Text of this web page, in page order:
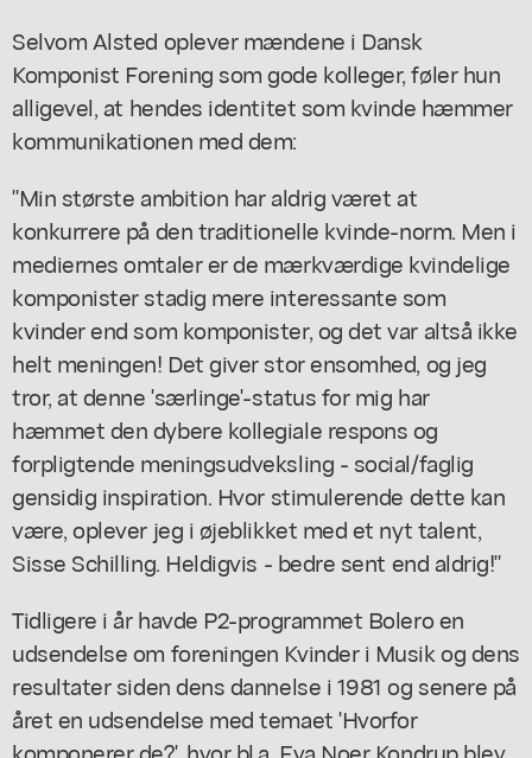
Selvom Alsted oplever mændene i Dansk
Komponist Forening som gode kolleger, føler hun
alligevel, at hendes identitet som kvinde hæmmer
kommunikationen med dem:
"Min største ambition har aldrig været at
konkurrere på den traditionelle kvinde-norm. Men i
mediernes omtaler er de mærkværdige kvindelige
komponister stadig mere interessante som
kvinder end som komponister, og det var altså ikke
helt meningen! Det giver stor ensomhed, og jeg
tror, at denne 'særlinge'-status for mig har
hæmmet den dybere kollegiale respons og
forpligtende meningsudveksling - social/faglig
gensidig inspiration. Hvor stimulerende dette kan
være, oplever jeg i øjeblikket med et nyt talent,
Sisse Schilling. Heldigvis - bedre sent end aldrig!"
Tidligere i år havde P2-programmet Bolero en
udsendelse om foreningen Kvinder i Musik og dens
resultater siden dens dannelse i 1981 og senere på
året en udsendelse med temaet 'Hvorfor
komponerer de?', hvor bl.a. Eva Noer Kondrup blev